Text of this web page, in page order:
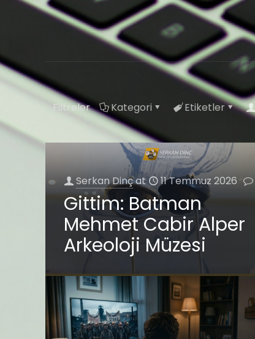
Filtreler Kategori Etiketler
Serkan Dinçat 11 Temmuz 2026
Gittim: Batman
Mehmet Cabir Alper
Arkeoloji Müzesi